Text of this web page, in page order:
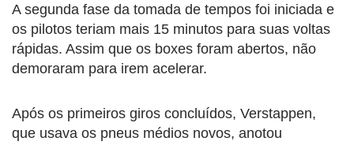
A segunda fase da tomada de tempos foi iniciada e
os pilotos teriam mais 15 minutos para suas voltas
rápidas. Assim que os boxes foram abertos, não
demoraram para irem acelerar.
Após os primeiros giros concluídos, Verstappen,
que usava os pneus médios novos, anotou